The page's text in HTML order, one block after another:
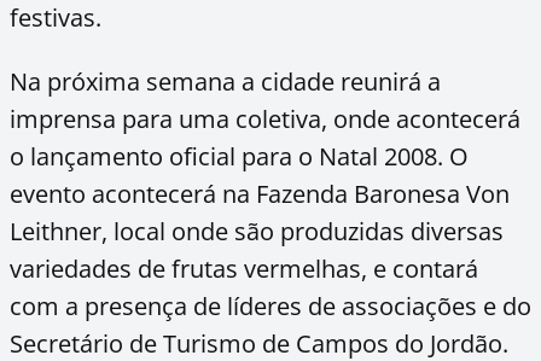
festivas.
Na próxima semana a cidade reunirá a
imprensa para uma coletiva, onde acontecerá
o lançamento oficial para o Natal 2008. O
evento acontecerá na Fazenda Baronesa Von
Leithner, local onde são produzidas diversas
variedades de frutas vermelhas, e contará
com a presença de líderes de associações e do
Secretário de Turismo de Campos do Jordão.